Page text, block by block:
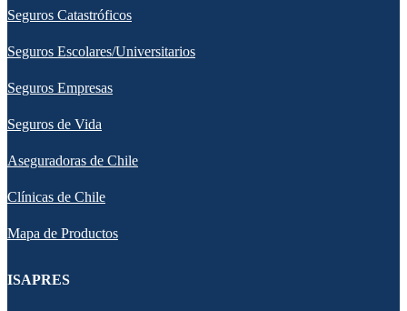
Seguros Catastróficos
Seguros Escolares/Universitarios
Seguros Empresas
Seguros de Vida
Aseguradoras de Chile
Clínicas de Chile
Mapa de Productos
ISAPRES